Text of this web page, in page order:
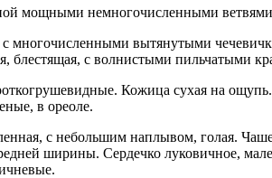
мощными немногочисленными
многочисленными вытянутыми
блестящая, с волнистыми
Кожица сухая на
в ореоле.
с небольшим наплывом, голая.
ширины. Сердечко луковичное,